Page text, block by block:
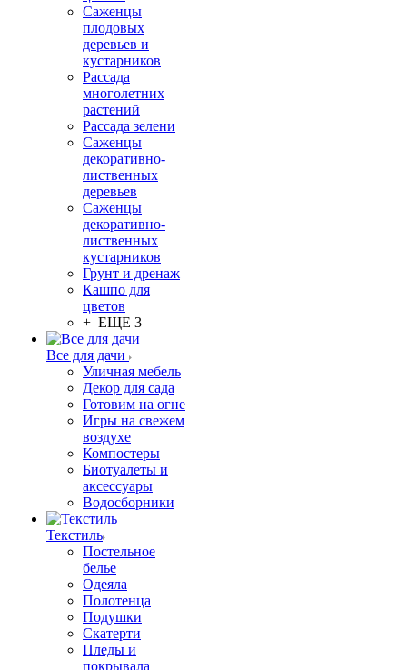
Саженцы
плодовых
деревьев и
кустарников
Рассада
многолетних
растений
Рассада зелени
Саженцы
декоративно-
лиственных
деревьев
Саженцы
декоративно-
лиственных
кустарников
Грунт и дренаж
Кашпо для
цветов
+ ЕЩЕ 3
Все для дачи
Уличная мебель
Декор для сада
Готовим на огне
Игры на свежем
воздухе
Компостеры
Биотуалеты и
аксессуары
Водосборники
Текстиль
Постельное
белье
Одеяла
Полотенца
Подушки
Скатерти
Пледы и
покрывала